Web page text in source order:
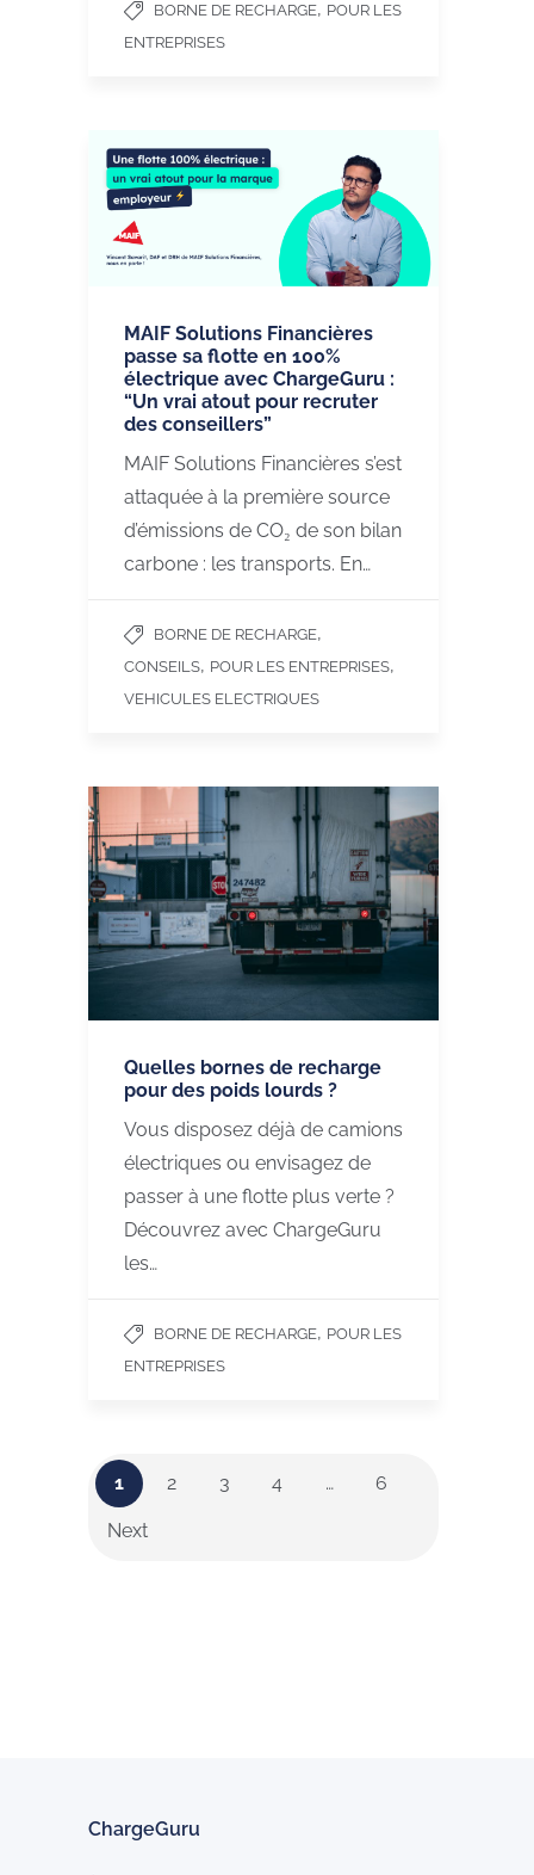
BORNE DE RECHARGE, POUR LES
ENTREPRISES
MAIF Solutions Financières
passe sa flotte en 100%
électrique avec ChargeGuru :
“Un vrai atout pour recruter
des conseillers”
MAIF Solutions Financières s’est
attaquée à la première source
d’émissions de CO₂ de son bilan
carbone : les transports. En…
BORNE DE RECHARGE,
CONSEILS, POUR LES ENTREPRISES,
VEHICULES ELECTRIQUES
Quelles bornes de recharge
pour des poids lourds ?
Vous disposez déjà de camions
électriques ou envisagez de
passer à une flotte plus verte ?
Découvrez avec ChargeGuru
les…
BORNE DE RECHARGE, POUR LES
ENTREPRISES
1 2 3 4 … 6
Next
ChargeGuru